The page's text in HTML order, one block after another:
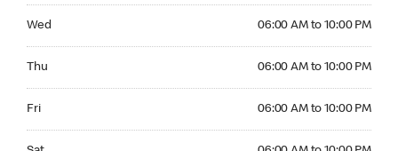
Wed 06:00 AM to 10:00 PM
Thu 06:00 AM to 10:00 PM
Fri 06:00 AM to 10:00 PM